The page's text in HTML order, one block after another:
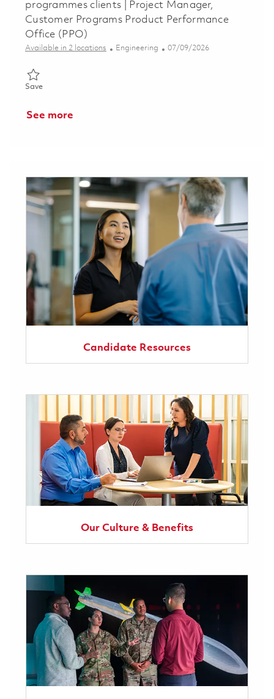
programmes clients | Project Manager,
Customer Programs Product Performance
Office (PPO)
Available in 2 locations Category
Engineering Posted Date
07/09/2026
SaveSave Gestionnaire de projet. Performance produit,
See more
Candidate Resources
Our Culture & Benefits